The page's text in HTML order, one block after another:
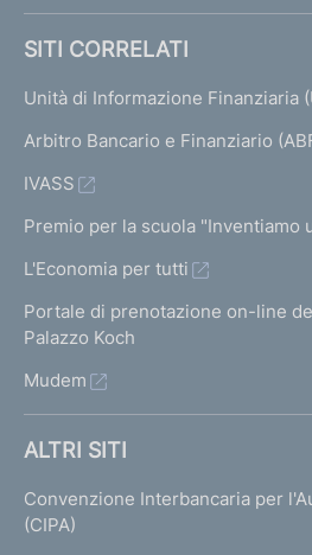
SITI CORRELATI
Unità di Informazione Finanziaria
Arbitro Bancario e Finanziario
IVASS
Premio per la scuola "Inventiamo
L'Economia per tutti
Portale di prenotazione on-line
Palazzo Koch
Mudem
ALTRI SITI
Convenzione Interbancaria per
(CIPA)